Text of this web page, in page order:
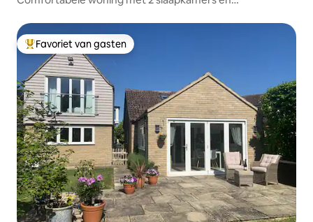
Topfavoriet van gasten
Favoriet van gasten